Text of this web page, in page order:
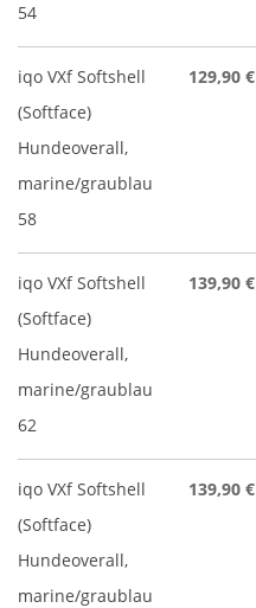
54
iqo VXf Softshell
(Softface)
Hundeoverall,
marine/graublau
58
129,90 €
iqo VXf Softshell
(Softface)
Hundeoverall,
marine/graublau
62
139,90 €
iqo VXf Softshell
(Softface)
Hundeoverall,
marine/graublau
139,90 €